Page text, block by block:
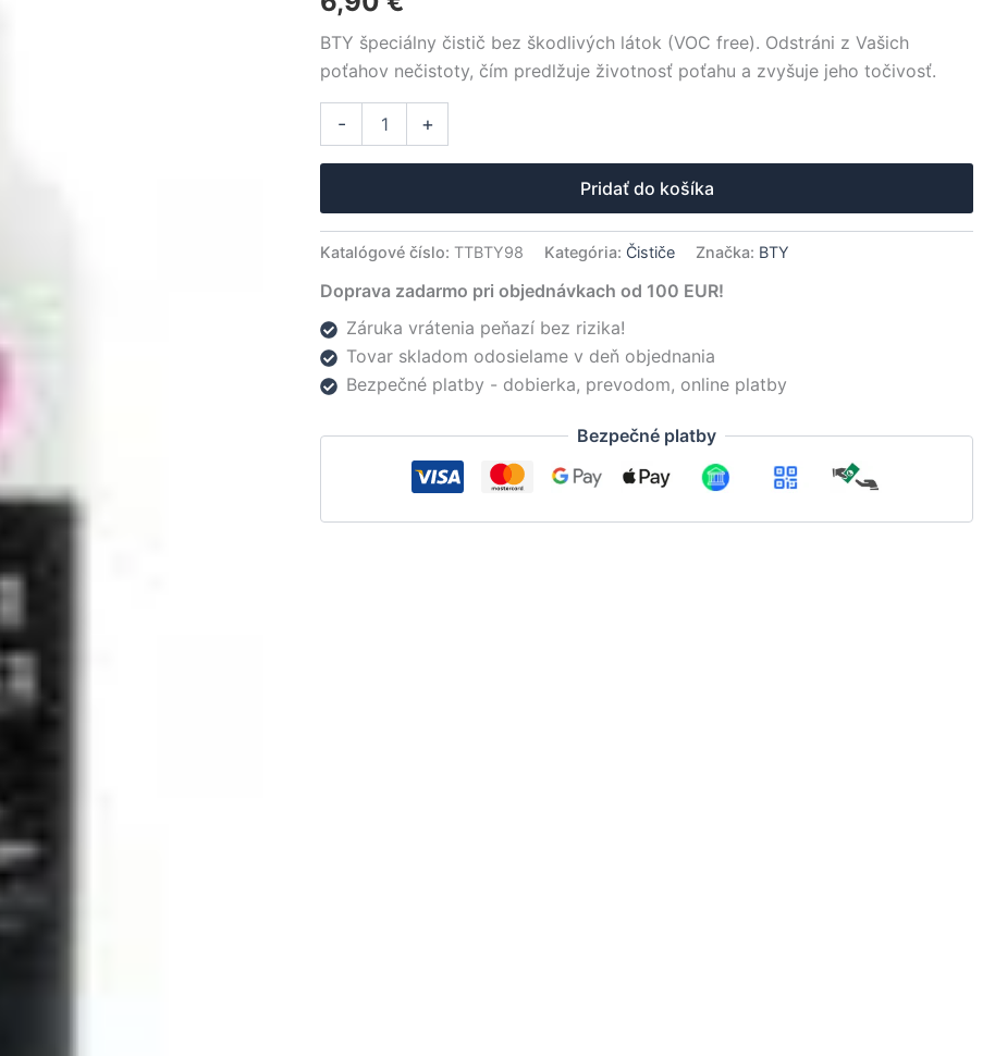
základe
zákazníckej
recenzie
BTY špeciálny čistič bez škodlivých látok (VOC free). Odstráni z Vašich
poťahov nečistoty, čím predlžuje životnosť poťahu a zvyšuje jeho točivosť.
- +
Pridať do košíka
Katalógové číslo:TTBTY98 Kategória: Čističe Značka: BTY
Doprava zadarmo pri objednávkach od 100 EUR!
Záruka vrátenia peňazí bez rizika!
Tovar skladom odosielame v deň objednania
Bezpečné platby - dobierka, prevodom, online platby
Bezpečné platby